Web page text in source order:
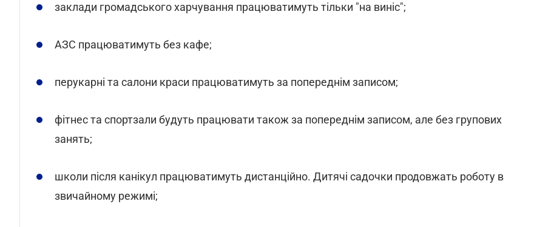
заклади громадського харчування працюватимуть тільки "на виніс";
АЗС працюватимуть без кафе;
перукарні та салони краси працюватимуть за попереднім записом;
фітнес та спортзали будуть працювати також за попереднім записом, але без групових
занять;
школи після канікул працюватимуть дистанційно. Дитячі садочки продовжать роботу в
звичайному режимі;